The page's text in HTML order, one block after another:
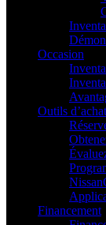
Occasion
Outils d’achat
Financement